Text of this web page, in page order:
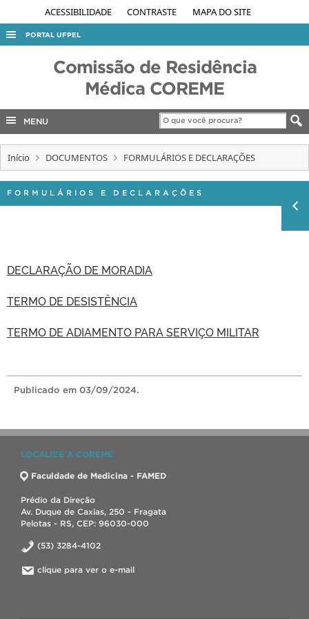
ACESSIBILIDADE CONTRASTE MAPA DO SITE
PORTAL UFPEL
Comissão de Residência
Médica COREME
MENU
Início DOCUMENTOS FORMULÁRIOS E DECLARAÇÕES
FORMULÁRIOS E DECLARAÇÕES
DECLARAÇÃO DE MORADIA
TERMO DE DESISTÊNCIA
TERMO DE ADIAMENTO PARA SERVIÇO MILITAR
Publicado em 03/09/2024.
LOCALIZE A COREME
Faculdade de Medicina - FAMED
Prédio da Direção
Av. Duque de Caxias, 250 - Fragata
Pelotas - RS, CEP: 96030-000
(53) 3284-4102
clique para ver o e-mail